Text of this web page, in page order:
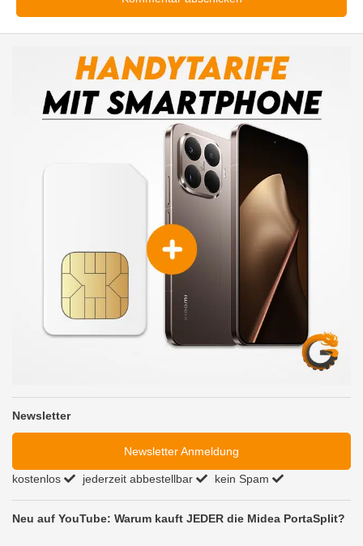
Newsletter
Newsletter Anmeldung
kostenlos jederzeit abbestellbar kein Spam
Neu auf YouTube: Warum kauft JEDER die Midea PortaSplit?